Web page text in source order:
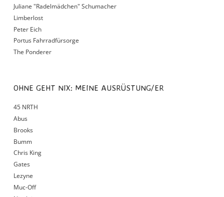
Juliane "Radelmädchen" Schumacher
Limberlost
Peter Eich
Portus Fahrradfürsorge
The Ponderer
OHNE GEHT NIX: MEINE AUSRÜSTUNG/ER
45 NRTH
Abus
Brooks
Bumm
Chris King
Gates
Lezyne
Muc-Off